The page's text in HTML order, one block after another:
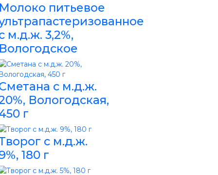
питьевое
м.д.ж. 3,2%,
с м.д.ж.
Вологодская,
г
с м.д.ж.
180 г